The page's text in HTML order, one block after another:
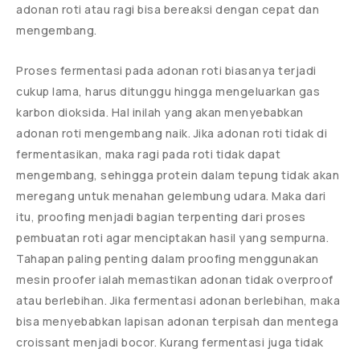
adonan roti atau ragi bisa bereaksi dengan cepat dan
mengembang.
Proses fermentasi pada adonan roti biasanya terjadi
cukup lama, harus ditunggu hingga mengeluarkan gas
karbon dioksida. Hal inilah yang akan menyebabkan
adonan roti mengembang naik. Jika adonan roti tidak di
fermentasikan, maka ragi pada roti tidak dapat
mengembang, sehingga protein dalam tepung tidak akan
meregang untuk menahan gelembung udara. Maka dari
itu, proofing menjadi bagian terpenting dari proses
pembuatan roti agar menciptakan hasil yang sempurna.
Tahapan paling penting dalam proofing menggunakan
mesin proofer ialah memastikan adonan tidak overproof
atau berlebihan. Jika fermentasi adonan berlebihan, maka
bisa menyebabkan lapisan adonan terpisah dan mentega
croissant menjadi bocor. Kurang fermentasi juga tidak